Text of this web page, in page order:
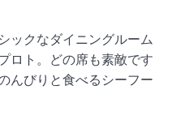
ックなダイニングルーム
ロト。どの席も素敵です
んびりと食べるシーフー